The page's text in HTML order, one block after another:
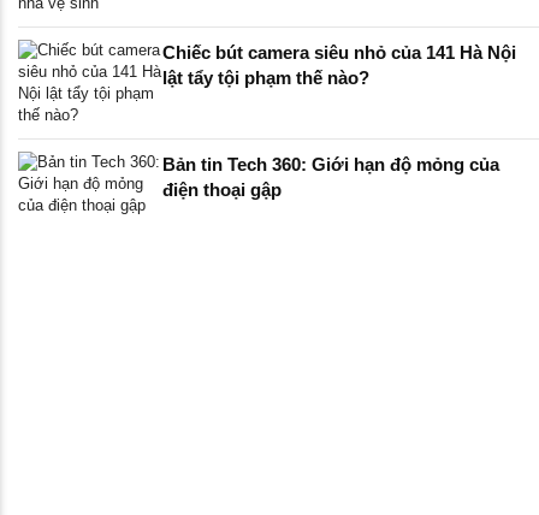
Chiếc bút camera siêu nhỏ của 141 Hà Nội
lật tẩy tội phạm thế nào?
Bản tin Tech 360: Giới hạn độ mỏng của
điện thoại gập